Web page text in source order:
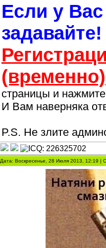
Если у
задавайте!
(временно)
страницы и
И Вам наверняка
P.S. Не злите
Дата: Воскресенье, 28 Июля 2013, 12:19 |